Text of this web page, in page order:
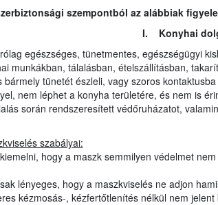
szempontból az alábbiak
I. Konyhai
egészséges, tünetmentes, egészségügyi
munkákban, tálalásban, ételszállításban,
bármely tünetét észleli, vagy szoros
nem léphet a konyha területére, és nem is
során rendszeresített védőruházatot,
szabályai:
hogy a maszk semmilyen védelmet
lényeges, hogy a maszkviselés ne adjon
kézmosás-, kézfertőtlenítés nélkül nem jelent